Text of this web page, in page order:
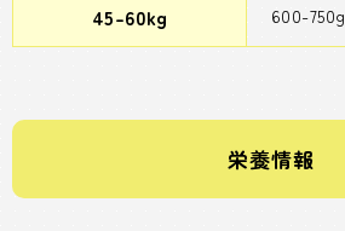
45-60kg 600-750g
栄養情報